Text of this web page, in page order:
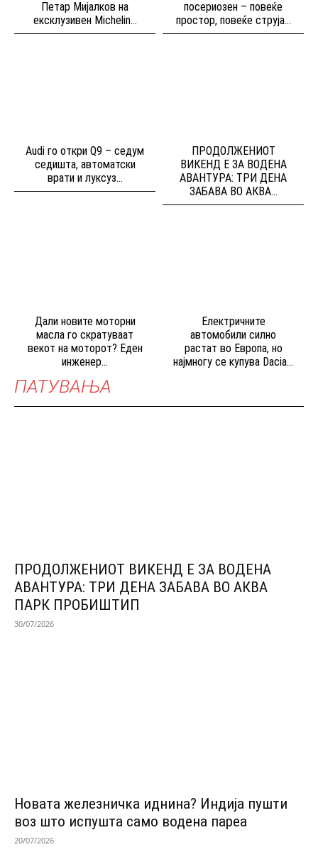
Петар Мијалков на
ексклузивен Michelin...
посериозен – повеќе
простор, повеќе струја...
Audi го откри Q9 – седум
седишта, автоматски
врати и луксуз...
ПРОДОЛЖЕНИОТ
ВИКЕНД Е ЗА ВОДЕНА
АВАНТУРА: ТРИ ДЕНА
ЗАБАВА ВО АКВА...
Дали новите моторни
масла го скратуваат
векот на моторот? Еден
инженер...
Електричните
автомобили силно
растат во Европа, но
најмногу се купува Dacia...
ПАТУВАЊА
ПРОДОЛЖЕНИОТ ВИКЕНД Е ЗА ВОДЕНА
АВАНТУРА: ТРИ ДЕНА ЗАБАВА ВО АКВА
ПАРК ПРОБИШТИП
30/07/2026
Новата железничка иднина? Индија пушти
воз што испушта само водена пареа
20/07/2026